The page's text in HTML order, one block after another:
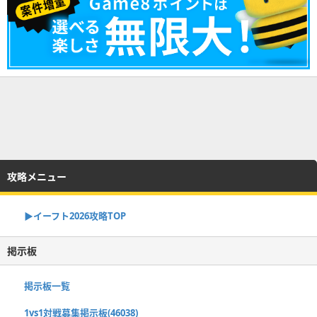
攻略メニュー
▶イーフト2026攻略TOP
掲示板
掲示板一覧
1vs1対戦募集掲示板(46038)